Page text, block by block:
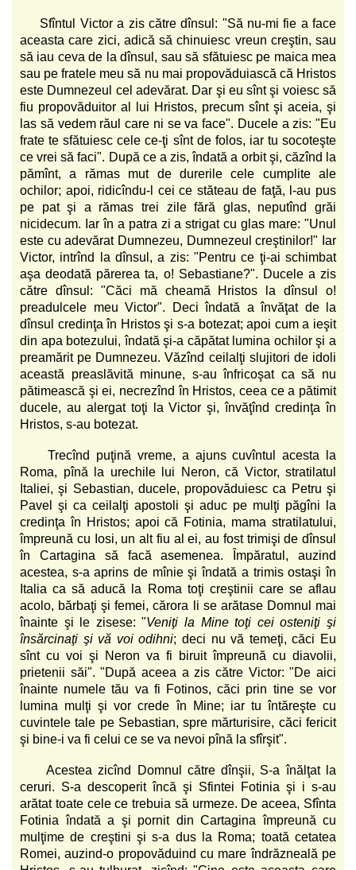
Sfîntul Victor a zis către dînsul: "Să nu-mi fie a face
aceasta care zici, adică să chinuiesc vreun creştin, sau
să iau ceva de la dînsul, sau să sfătuiesc pe maica mea
sau pe fratele meu să nu mai propovăduiască că Hristos
este Dumnezeul cel adevărat. Dar şi eu sînt şi voiesc să
fiu propovăduitor al lui Hristos, precum sînt şi aceia, şi
las să vedem răul care ni se va face". Ducele a zis: "Eu
frate te sfătuiesc cele ce-ţi sînt de folos, iar tu socoteşte
ce vrei să faci". După ce a zis, îndată a orbit şi, căzînd la
pămînt, a rămas mut de durerile cele cumplite ale
ochilor; apoi, ridicîndu-l cei ce stăteau de faţă, l-au pus
pe pat şi a rămas trei zile fără glas, neputînd grăi
nicidecum. Iar în a patra zi a strigat cu glas mare: "Unul
este cu adevărat Dumnezeu, Dumnezeul creştinilor!" Iar
Victor, intrînd la dînsul, a zis: "Pentru ce ţi-ai schimbat
aşa deodată părerea ta, o! Sebastiane?". Ducele a zis
către dînsul: "Căci mă cheamă Hristos la dînsul o!
preadulcele meu Victor". Deci îndată a învăţat de la
dînsul credinţa în Hristos şi s-a botezat; apoi cum a ieşit
din apa botezului, îndată şi-a căpătat lumina ochilor şi a
preamărit pe Dumnezeu. Văzînd ceilalţi slujitori de idoli
această preaslăvită minune, s-au înfricoşat ca să nu
pătimească şi ei, necrezînd în Hristos, ceea ce a pătimit
ducele, au alergat toţi la Victor şi, învăţînd credinţa în
Hristos, s-au botezat.
Trecînd puţină vreme, a ajuns cuvîntul acesta la
Roma, pînă la urechile lui Neron, că Victor, stratilatul
Italiei, şi Sebastian, ducele, propovăduiesc ca Petru şi
Pavel şi ca ceilalţi apostoli şi aduc pe mulţi păgîni la
credinţa în Hristos; apoi că Fotinia, mama stratilatului,
împreună cu Iosi, un alt fiu al ei, au fost trimişi de dînsul
în Cartagina să facă asemenea. Împăratul, auzind
acestea, s-a aprins de mînie şi îndată a trimis ostaşi în
Italia ca să aducă la Roma toţi creştinii care se aflau
acolo, bărbaţi şi femei, cărora li se arătase Domnul mai
înainte şi le zisese: "Veniţi la Mine toţi cei osteniţi şi
însărcinaţi şi vă voi odihni; deci nu vă temeţi, căci Eu
sînt cu voi şi Neron va fi biruit împreună cu diavolii,
prietenii săi". "După aceea a zis către Victor: "De aici
înainte numele tău va fi Fotinos, căci prin tine se vor
lumina mulţi şi vor crede în Mine; iar tu întăreşte cu
cuvintele tale pe Sebastian, spre mărturisire, căci fericit
şi bine-i va fi celui ce se va nevoi pînă la sfîrşit".
Acestea zicînd Domnul către dînşii, S-a înălţat la
ceruri. S-a descoperit încă şi Sfintei Fotinia şi i s-au
arătat toate cele ce trebuia să urmeze. De aceea, Sfînta
Fotinia îndată a şi pornit din Cartagina împreună cu
mulţime de creştini şi s-a dus la Roma; toată cetatea
Romei, auzind-o propovăduind cu mare îndrăzneală pe